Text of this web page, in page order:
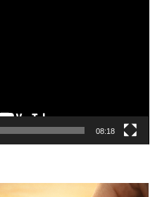
08:18